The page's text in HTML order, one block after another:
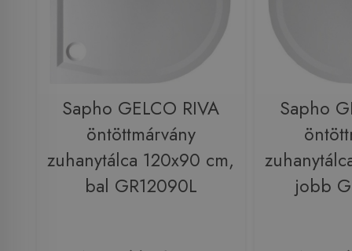
Sapho GELCO RIVA
öntöttmárvány
zuhanytálca 120x90 cm,
bal GR12090L
Sapho
jobb